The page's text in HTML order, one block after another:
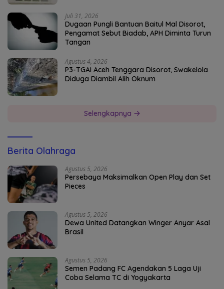
Juli 31, 2026
Dugaan Pungli Bantuan Baitul Mal Disorot,
Pengamat Sebut Biadab, APH Diminta Turun
Tangan
Agustus 4, 2026
P3-TGAI Aceh Tenggara Disorot, Swakelola
Diduga Diambil Alih Oknum
Selengkapnya
Berita Olahraga
Agustus 5, 2026
Persebaya Maksimalkan Open Play dan Set
Pieces
Agustus 5, 2026
Dewa United Datangkan Winger Anyar Asal
Brasil
Agustus 5, 2026
Semen Padang FC Agendakan 5 Laga Uji
Coba Selama TC di Yogyakarta